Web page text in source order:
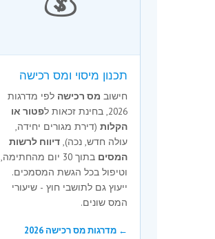
תכנון מיסוי ומס רכישה
חישוב מס רכישה לפי מדרגות
2026, בחינת זכאות ל
פטור או
הקלות (דירת מגורים יחידה,
עולה חדש, נכה), דיווח לרשות
המסים
בתוך 30 יום מהחתימה,
וטיפול בכל הגשת המסמכים.
ייעוץ גם לתושבי חוץ - שיעורי
המס שונים.
← מדרגות מס רכישה 2026